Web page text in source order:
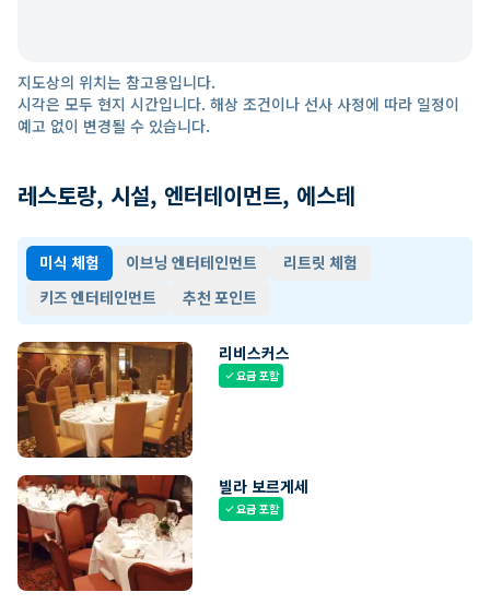
지도상의 위치는 참고용입니다.
시각은 모두 현지 시간입니다. 해상 조건이나 선사 사정에 따라 일정이
예고 없이 변경될 수 있습니다.
레스토랑, 시설, 엔터테이먼트, 에스테
미식 체험 이브닝 엔터테인먼트
리트릿 체험
키즈 엔터테인먼트
추천 포인트
리비스커스
check요금 포함
빌라 보르게세
check요금 포함